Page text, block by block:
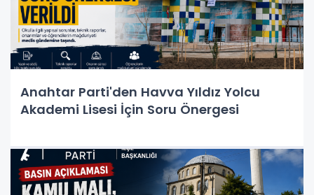
Anahtar Parti'den Havva Yıldız Yolcu
Akademi Lisesi İçin Soru Önergesi